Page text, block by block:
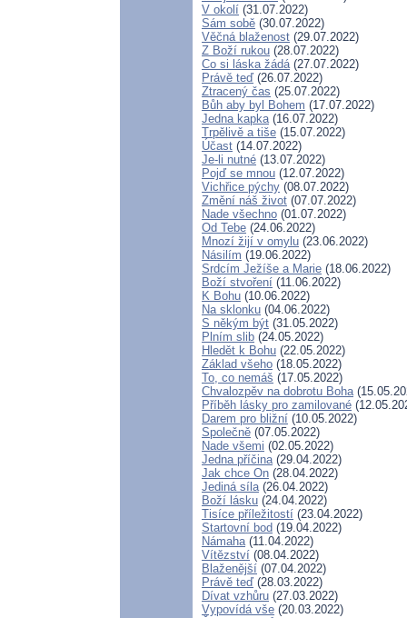
V okolí (31.07.2022)
Sám sobě (30.07.2022)
Věčná blaženost (29.07.2022)
Z Boží rukou (28.07.2022)
Co si láska žádá(27.07.2022)
Právě teď (26.07.2022)
Ztracený čas (25.07.2022)
Bůh aby byl Bohem (17.07.2022)
Jedna kapka(16.07.2022)
Trpělivě a tiše (15.07.2022)
Účast (14.07.2022)
Je-li nutné (13.07.2022)
Pojď se mnou (12.07.2022)
Vichřice pýchy (08.07.2022)
Změní náš život (07.07.2022)
Nade všechno (01.07.2022)
Od Tebe (24.06.2022)
Mnozí žijí v omylu (23.06.2022)
Násilím (19.06.2022)
Srdcím Ježíše a Marie (18.06.2022)
Boží stvoření (11.06.2022)
K Bohu (10.06.2022)
Na sklonku (04.06.2022)
S někým být (31.05.2022)
Plním slib (24.05.2022)
Hledět k Bohu (22.05.2022)
Základ všeho (18.05.2022)
To, co nemáš (17.05.2022)
Chvalozpěv na dobrotu Boha
Příběh lásky pro zamilované
Darem pro bližní (10.05.2022)
Společně (07.05.2022)
Nade všemi (02.05.2022)
Jedna příčina(29.04.2022)
Jak chce On (28.04.2022)
Jediná síla(26.04.2022)
Boží lásku (24.04.2022)
Tisíce příležitostí (23.04.2022)
Startovní bod (19.04.2022)
Námaha(11.04.2022)
Vítězství (08.04.2022)
Blaženější (07.04.2022)
Právě teď (28.03.2022)
Dívat vzhůru (27.03.2022)
Vypovídá vše (20.03.2022)